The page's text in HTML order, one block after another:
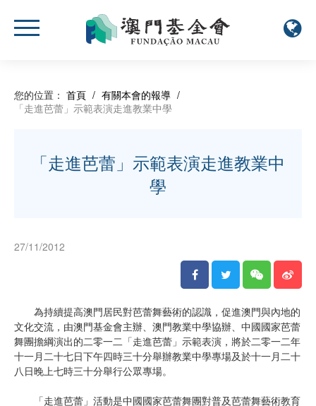
您的位置： 首頁 / 有關本會的報導 /
「走進芭蕾」示範表演走進教業中學
「走進芭蕾」示範表演走進教業中
學
27/11/2012
為持續提高澳門居民對芭蕾舞藝術的認識，促進澳門與內地的
文化交流，由澳門基金會主辦、澳門教業中學協辦、中國國家芭蕾
舞團擔綱演出的二零一二「走進芭蕾」示範表演，將於二零一二年
十一月二十七日下午四時三十分舉辦教業中學專場及於十一月二十
八日晚上七時三十分舉行公眾專場。
「走進芭蕾」活動是中國國家芭蕾舞團對普及芭蕾舞藝術教育